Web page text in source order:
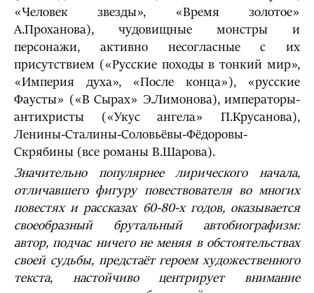
«Человек звезды», «Время золотое»
А.Проханова), чудовищные монстры и
персонажи, активно несогласные с их
присутствием («Русские походы в тонкий мир»,
«Империя духа», «После конца»), «русские
Фаусты» («В Сырах» Э.Лимонова), императоры-
антихристы («Укус ангела» П.Крусанова),
Ленины-Сталины-Соловьёвы-Фёдоровы-
Скрябины (все романы В.Шарова).
Значительно популярнее лирического начала,
отличавшего фигуру повествователя во многих
повестях и рассказах 60-80-х годов, оказывается
своеобразный брутальный автобиографизм:
автор, подчас ничего не меняя в обстоятельствах
своей судьбы, предстаёт героем художественного
текста, настойчиво центрирует внимание